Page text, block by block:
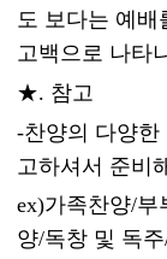
도 보다는 예배
고백으로 나타
★. 참고
-찬양의 다양한
고하셔서 준비
ex)가족찬양/
양/독창 및 독